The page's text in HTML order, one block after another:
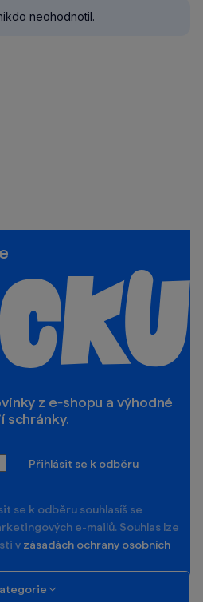
neohodnotil.
z e‑shopu a výhodné
schránky.
Přihlásit se k odběru
se k odběru souhlasíš se
e-mailů. Souhlas lze
v zásadách ochrany osobních